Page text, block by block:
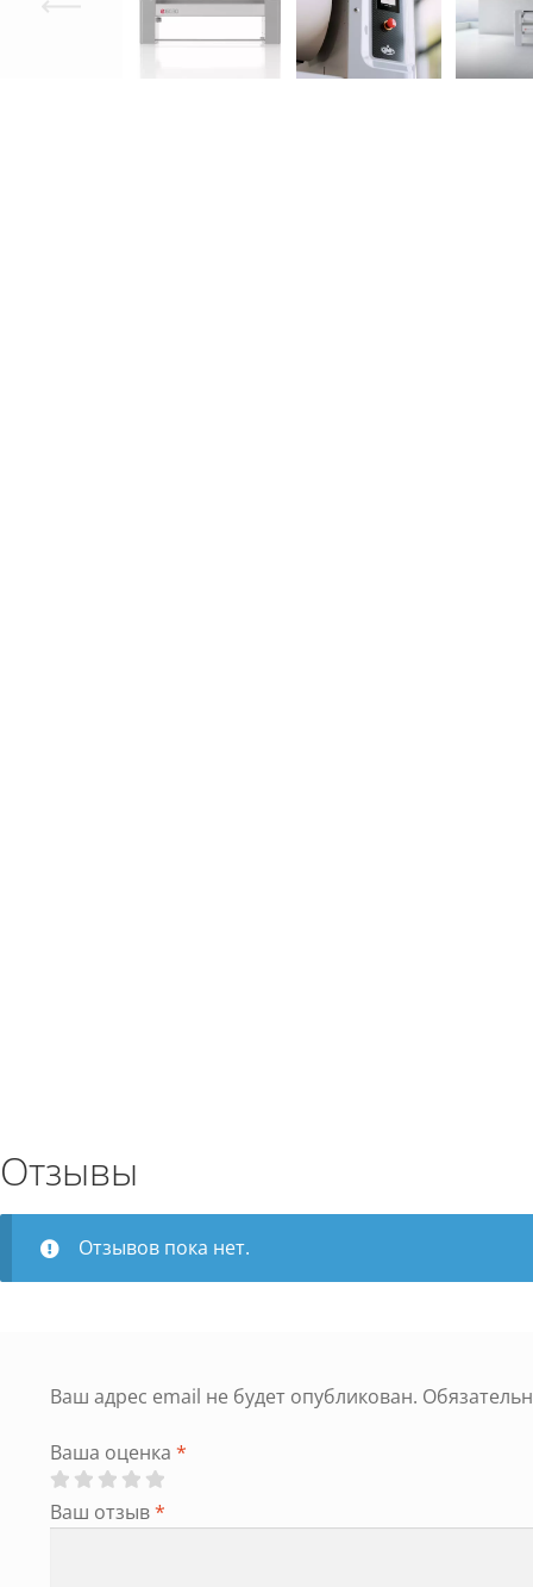
Отзывы
Отзывов пока нет.
Ваш адрес email не будет опубликован.
Ваша оценка *
Ваш отзыв*